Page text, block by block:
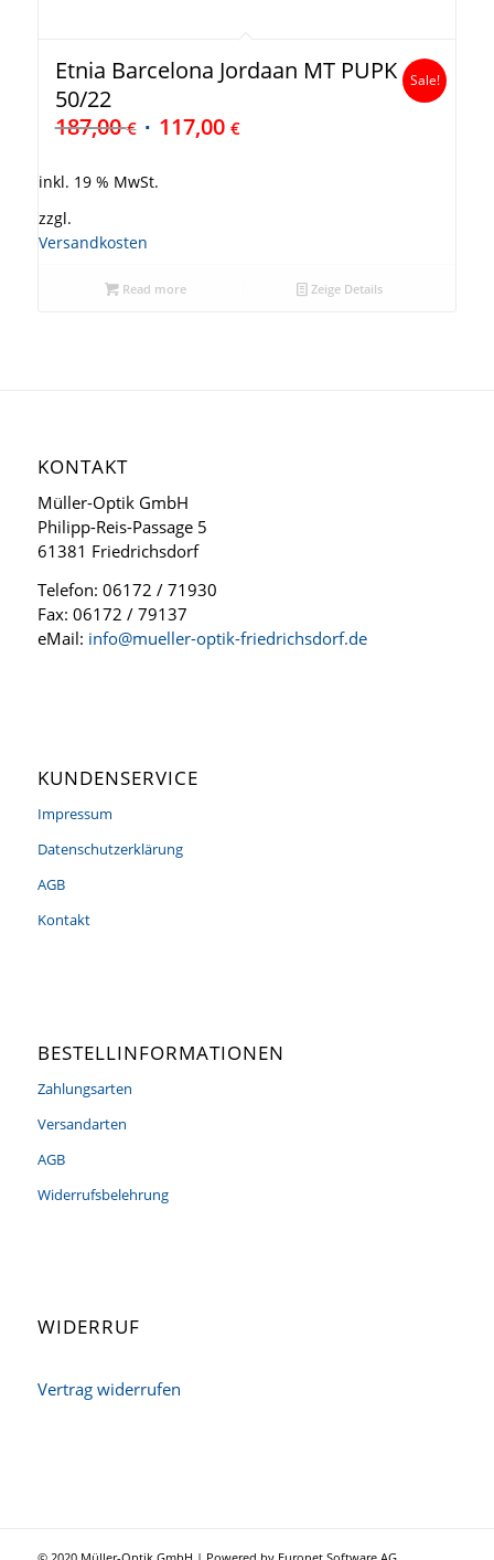
Etnia Barcelona Jordaan MT PUPK
50/22
187,00€ 117,00 €
Sale!
inkl. 19 % MwSt.
zzgl.
Versandkosten
Read more Zeige Details
KONTAKT
Müller-Optik GmbH
Philipp-Reis-Passage 5
61381 Friedrichsdorf
Telefon: 06172 / 71930
Fax: 06172 / 79137
eMail: info@mueller-optik-friedrichsdorf.de
KUNDENSERVICE
Impressum
Datenschutzerklärung
AGB
Kontakt
BESTELLINFORMATIONEN
Zahlungsarten
Versandarten
AGB
Widerrufsbelehrung
WIDERRUF
Vertrag widerrufen